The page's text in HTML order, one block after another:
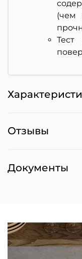
(чем
Тест
Отзывы
Документы